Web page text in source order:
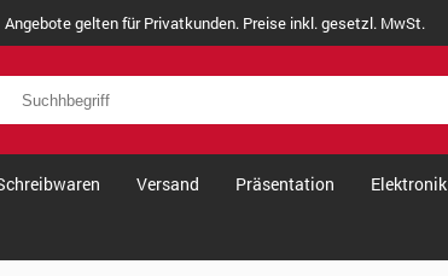
Angebote gelten für Privatkunden. Preise inkl. gesetzl. MwSt.
Versand Präsentation Elektronik